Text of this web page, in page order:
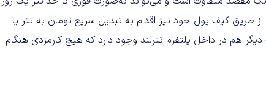
کیف پول خود نیز اقدام به تبدیل سریع تومان به تتر یا
هم در داخل پلتفرم تترلند وجود دارد که هیچ کارمزدی هنگام